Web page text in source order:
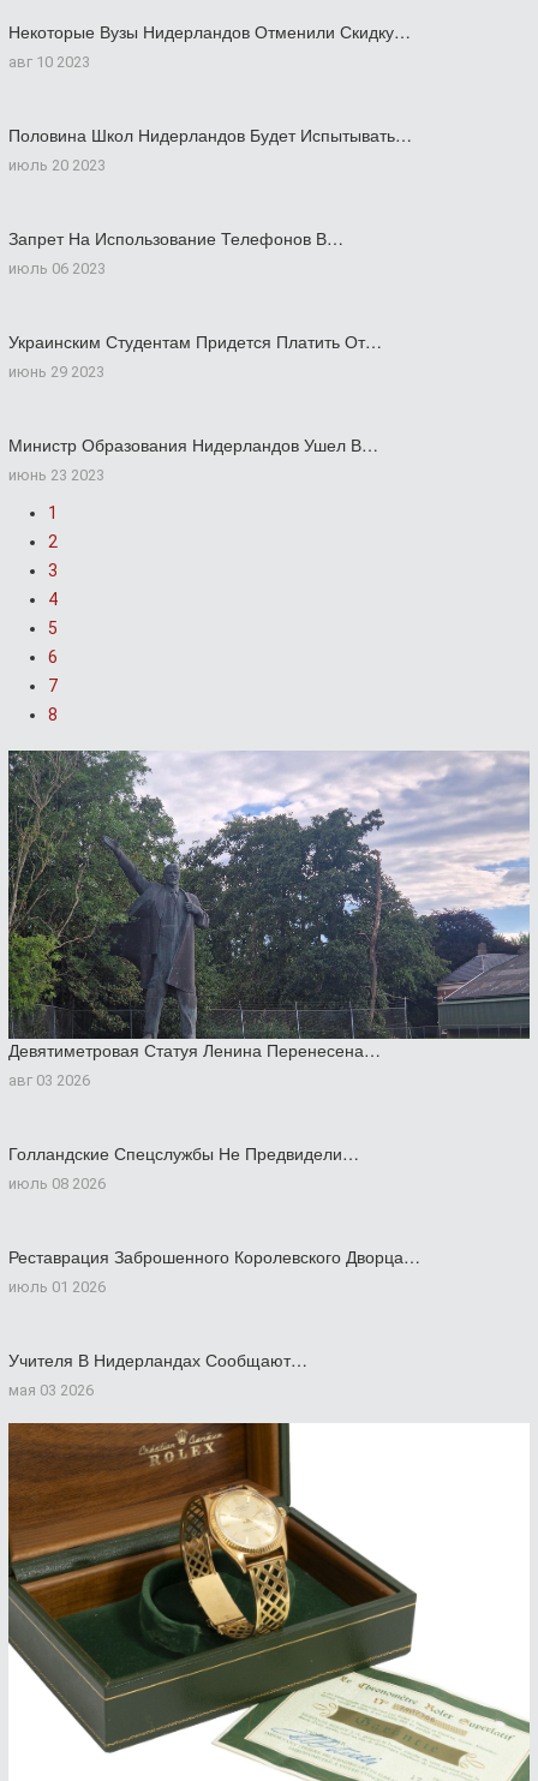
Некоторые Вузы Нидерландов Отменили Скидку…
авг 10 2023
Половина Школ Нидерландов Будет Испытывать…
июль 20 2023
Запрет На Использование Телефонов В…
июль 06 2023
Украинским Студентам Придется Платить От…
июнь 29 2023
Министр Образования Нидерландов Ушел В…
июнь 23 2023
1
2
3
4
5
6
7
8
Девятиметровая Статуя Ленина Перенесена…
авг 03 2026
Голландские Спецслужбы Не Предвидели…
июль 08 2026
Реставрация Заброшенного Королевского Дворца…
июль 01 2026
Учителя В Нидерландах Сообщают…
мая 03 2026